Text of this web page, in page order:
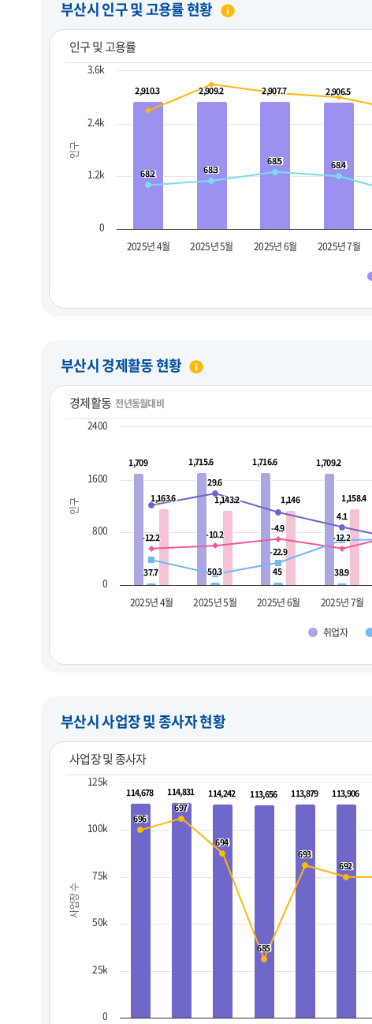
부산시 인구 및 고용률 현황
인구 및 고용률
인구
2,910.3
2,910.3 2,909.2
2,909.2 2,907.7
2,907.7 2,906.5
2,906.5
68.2
68.2 68.3
68.3
68.5
68.5 68.4
68.4
2025년 4월 2025년 5월 2025년 6월 2025년 7월
0
1.2k
2.4k
3.6k
부산시 경제활동 현황
경제활동 전년동월대비
인구
1,709
1,709 1,715.6
1,715.6 1,716.6
1,716.6 1,709.2
1,709.2
37.7
37.7 50.3
50.3 45
45 38.9
38.9
1,163.6
1,163.6 1,143.2
1,143.2 1,146
1,146 1,158.4
1,158.4
29.6
29.6
4.1
4.1
-12.2
-12.2 -10.2
-10.2
-4.9
-4.9
-12.2
-12.2
-22.9
-22.9
취업자
2025년 4월 2025년 5월 2025년 6월 2025년 7월
0
800
1600
2400
부산시 사업장 및 종사자 현황
사업장 및 종사자
사업장 수
113,906
113,906
113,879
113,879
113,656
113,656
114,242
114,242
114,831
114,831
114,678
114,678
692
692
693
693
685
685
694
694
697
697
696
696
0
25k
50k
75k
100k
125k